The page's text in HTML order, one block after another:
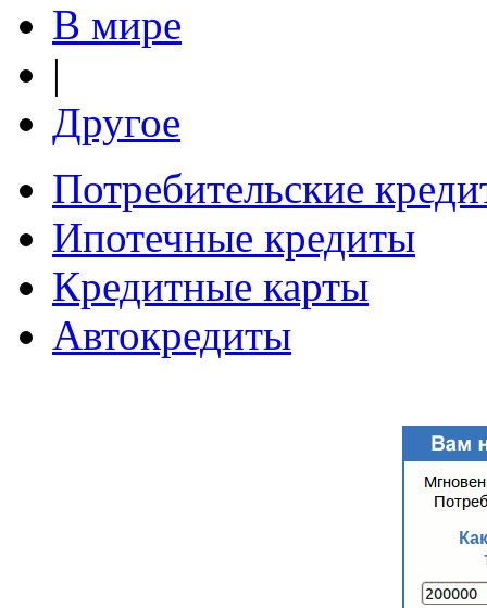
В мире
|
Другое
Потребительские
Ипотечные кредиты
Кредитные карты
Автокредиты